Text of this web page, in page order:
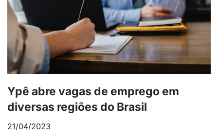
Ypê abre vagas de emprego em
diversas regiões do Brasil
21/04/2023